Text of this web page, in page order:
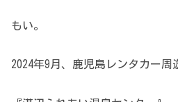
もい。
2024年9月、鹿児島レンタカー周